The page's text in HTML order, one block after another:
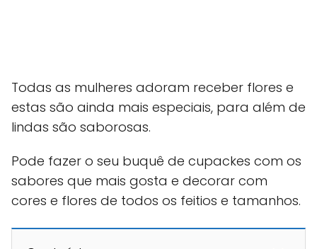
Todas as mulheres adoram receber flores e
estas são ainda mais especiais, para além de
lindas são saborosas.
Pode fazer o seu buquê de cupackes com os
sabores que mais gosta e decorar com
cores e flores de todos os feitios e tamanhos.